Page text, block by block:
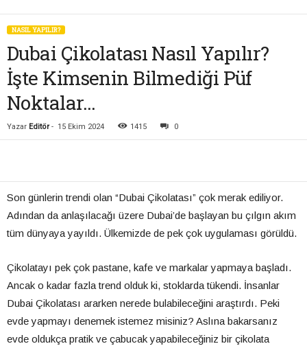
NASIL YAPILIR?
Dubai Çikolatası Nasıl Yapılır?
İşte Kimsenin Bilmediği Püf
Noktalar…
Yazar Editör- 15 Ekim 2024 1415 0
Son günlerin trendi olan “Dubai Çikolatası” çok merak ediliyor.
Adından da anlaşılacağı üzere Dubai’de başlayan bu çılgın akım
tüm dünyaya yayıldı. Ülkemizde de pek çok uygulaması görüldü.
Çikolatayı pek çok pastane, kafe ve markalar yapmaya başladı.
Ancak o kadar fazla trend olduk ki, stoklarda tükendi. İnsanlar
Dubai Çikolatası ararken nerede bulabileceğini araştırdı. Peki
evde yapmayı denemek istemez misiniz? Aslına bakarsanız
evde oldukça pratik ve çabucak yapabileceğiniz bir çikolata